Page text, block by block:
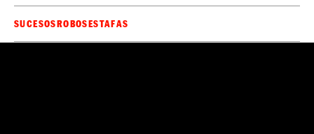
SUCESOSROBOSESTAFAS